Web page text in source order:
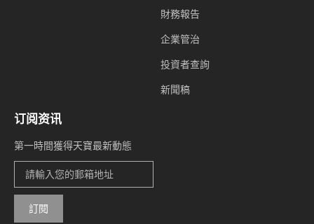
財務報告
企業管治
投資者查詢
新聞稿
订阅资讯
第一時間獲得天寶最新動態
訂閱